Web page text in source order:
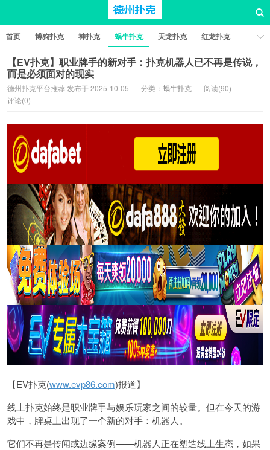
首页 博狗扑克 神扑克 蜗牛扑克 天龙扑克
红龙扑克
新葡京棋牌
红星扑克 扑克之星 比特币扑克
【EV扑克】职业牌手的新对手：扑克机器人已不再是传说，
而是必须面对的现实
德州扑克平台推荐 发布于 2025-10-05 分类： 蜗牛扑克
阅读(90)
评论(0)
【EV扑克(www.evp86.com)报道】
线上扑克始终是职业牌手与娱乐玩家之间的较量。但在今天的游
戏中，牌桌上出现了一个新的对手：机器人。
它们不再是传闻或边缘案例——机器人正在塑造线上生态，如果